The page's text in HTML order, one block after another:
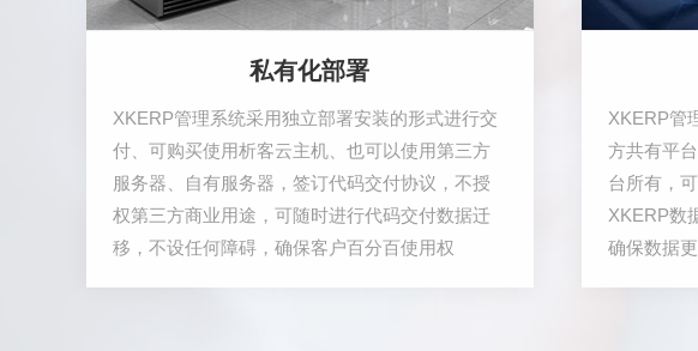
私有化部署
XKERP管理系统采用独立部署安装的形式进行交
付、可购买使用析客云主机、也可以使用第三方
服务器、自有服务器，签订代码交付协议，不授
权第三方商业用途，可随时进行代码交付数据迁
移，不设任何障碍，确保客户百分百使用权
XKERP管
方共有平
台所有，
XKERP数
确保数据